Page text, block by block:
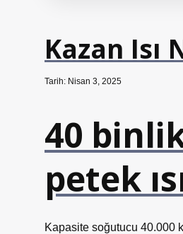
Kazan Isı
Tarih: Nisan 3, 2025
40
petek
Kapasite soğutucu 40.000